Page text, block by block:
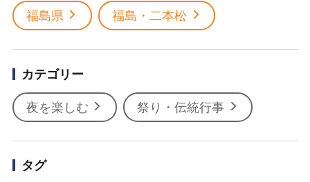
福島県 福島・二本松
カテゴリー
夜を楽しむ 祭り・伝統行事
タグ